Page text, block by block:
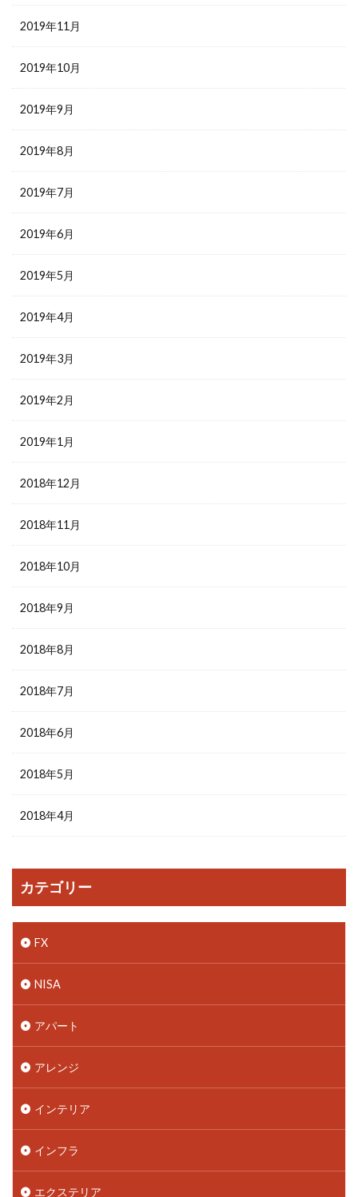
2019年11月
2019年10月
2019年9月
2019年8月
2019年7月
2019年6月
2019年5月
2019年4月
2019年3月
2019年2月
2019年1月
2018年12月
2018年11月
2018年10月
2018年9月
2018年8月
2018年7月
2018年6月
2018年5月
2018年4月
カテゴリー
FX
NISA
アパート
アレンジ
インテリア
インフラ
エクステリア